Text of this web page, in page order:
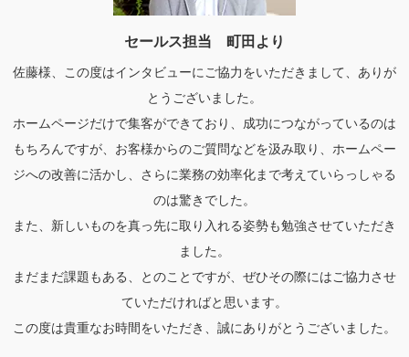
セールス担当 町田より
佐藤様、この度はインタビューにご協力をいただきまして、ありが
とうございました。
ホームページだけで集客ができており、成功につながっているのは
もちろんですが、お客様からのご質問などを汲み取り、ホームペー
ジへの改善に活かし、さらに業務の効率化まで考えていらっしゃる
のは驚きでした。
また、新しいものを真っ先に取り入れる姿勢も勉強させていただき
ました。
まだまだ課題もある、とのことですが、ぜひその際にはご協力させ
ていただければと思います。
この度は貴重なお時間をいただき、誠にありがとうございました。